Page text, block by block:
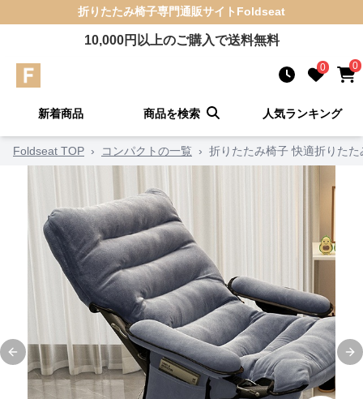
折りたたみ椅子専門通販サイト Foldseat
10,000円以上のご購入で送料無料
0 0
新着商品 商品を検索 人気ランキング
Foldseat TOP › コンパクトの一覧 › 折りたたみ椅子 快適折りた
Previous slide